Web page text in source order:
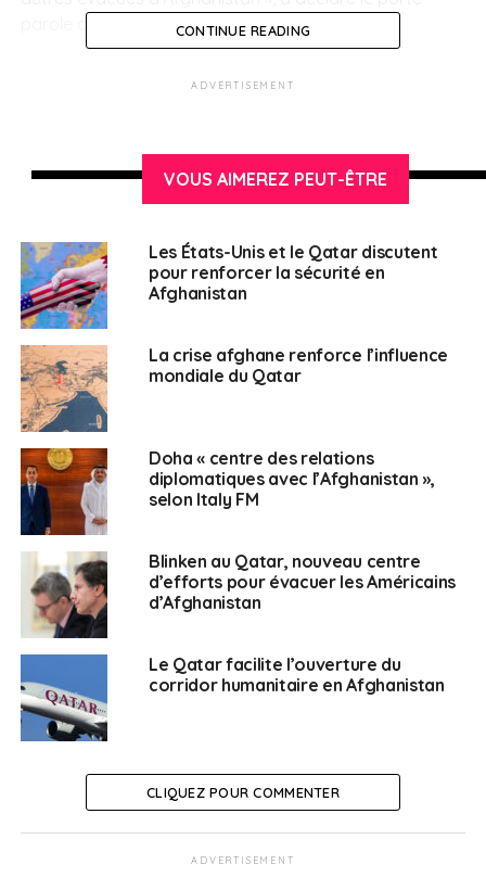
parole du département d’État, Ned Price.
États-Unis et le Qatar.
là-bas, il rencontrera le ministre allemand des Affaires
étrangères Heiko Maas, assistera à une réunion
ministérielle sur l’Afghanistan et visitera la principale
opération de transit transportant des personnes
d’Afghanistan vers les États-Unis. États-Unis via la base
aérienne de Ramstein. » « C’est l’occasion de réaffirmer
la forte alliance entre les États-Unis et l’Allemagne et
notre étroite coopération sur les priorités communes
de politique étrangère. Le secrétaire transmettra la
gratitude des États-Unis au gouvernement allemand
pour avoir été un précieux partenaire en Afghanistan
au cours des 20 dernières années et pour la
coopération allemande sur les opérations de transit
expulsant des personnes d’Afghanistan », lit-on dans le
communiqué. (ANI)
SUJETS ASSOCIÉS: AFGHANISTAN BLINKEN
ÉTATS-UNIS
UNE
CONTINUE READING
ADVERTISEMENT
VOUS AIMEREZ PEUT-ÊTRE
Les États-Unis et le Qatar discutent
pour renforcer la sécurité en
Afghanistan
La crise afghane renforce l’influence
mondiale du Qatar
Doha « centre des relations
diplomatiques avec l’Afghanistan »,
selon Italy FM
Blinken au Qatar, nouveau centre
d’efforts pour évacuer les Américains
d’Afghanistan
Le Qatar facilite l’ouverture du
corridor humanitaire en Afghanistan
CLIQUEZ POUR COMMENTER
ADVERTISEMENT